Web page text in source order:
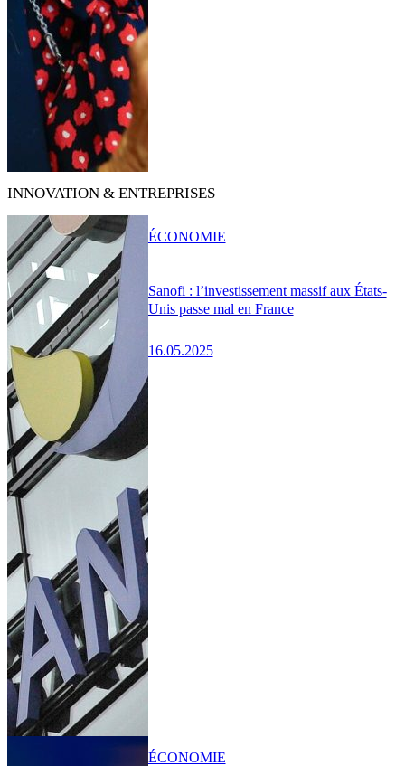
INNOVATION & ENTREPRISES
Sanofi : l’investissement massif aux États-
Unis passe mal en France
16.05.2025
ÉCONOMIE
ÉCONOMIE